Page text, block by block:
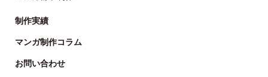
制作実績
マンガ制作コラム
お問い合わせ